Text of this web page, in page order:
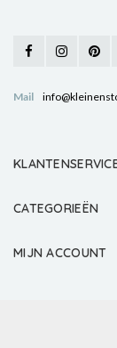
Mail
CATEGORIEËN
MIJN ACCOUNT